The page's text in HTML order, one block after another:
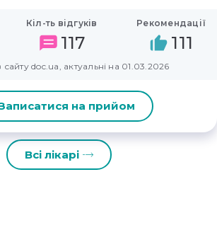
Кіл-ть відгуків
117
Рекомендації
111
сайту doc.ua, актуальні на 01.03.2026
на прийом
Всі лікарі